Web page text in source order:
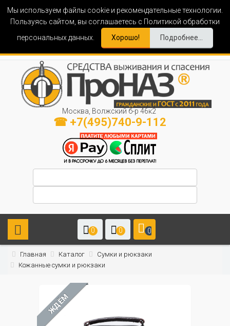
Мы используем файлы cookie и рекомендательные технологии.
Пользуясь сайтом, вы соглашаетесь с Политикой обработки
персональных данных.
Хорошо! Подробнее...
Москва, Волжский б-р 46к2
☎ +7(495)740-9-112
0 0 0
Главная Каталог
Сумки и рюкзаки
Кожанные сумки и рюкзаки
ЖДЁМ